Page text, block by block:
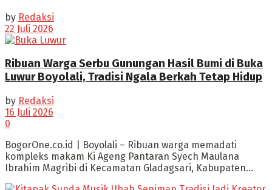
by Redaksi
22 Juli 2026
Ribuan Warga Serbu Gunungan Hasil Bumi di Buka
Luwur Boyolali, Tradisi Ngala Berkah Tetap Hidup
by Redaksi
16 Juli 2026
0
BogorOne.co.id | Boyolali – Ribuan warga memadati
kompleks makam Ki Ageng Pantaran Syech Maulana
Ibrahim Magribi di Kecamatan Gladagsari, Kabupaten...